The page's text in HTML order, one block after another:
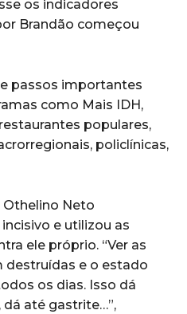
os indicadores
Brandão começou
passos importantes
como Mais IDH,
populares,
policlínicas,
Neto
e utilizou as
ele próprio. “Ver as
destruídas e o estado
os dias. Isso dá
dá até gastrite…”,